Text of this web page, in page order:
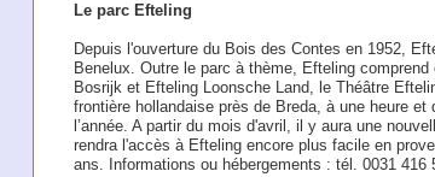
Le parc Efteling
Depuis l'ouverture du Bois des Contes en 1952,
Benelux. Outre le parc à thème, Efteling
Bosrijk et Efteling Loonsche Land, le Théâtre
frontière hollandaise près de Breda, à une heure
l’année. A partir du mois d'avril, il y aura une
rendra l'accès à Efteling encore plus facile en
ans. Informations ou hébergements : tél. 0031 416